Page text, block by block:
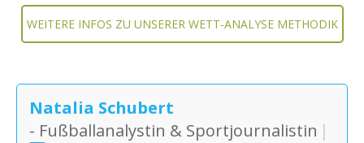
WEITERE INFOS ZU UNSERER WETT-ANALYSE METHODIK
Natalia Schubert
- Fußballanalystin & Sportjournalistin |